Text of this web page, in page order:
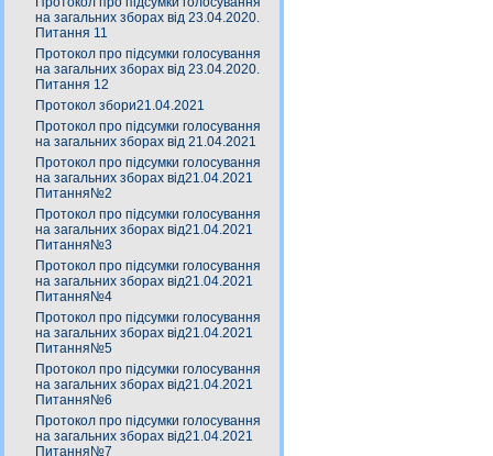
на загальних зборах від 23.04.2020.
Питання 11
Протокол про підсумки голосування
на загальних зборах від 23.04.2020.
Питання 12
Протокол збори21.04.2021
Протокол про підсумки голосування
на загальних зборах від 21.04.2021
Протокол про підсумки голосування
на загальних зборах від21.04.2021
Питання№2
Протокол про підсумки голосування
на загальних зборах від21.04.2021
Питання№3
Протокол про підсумки голосування
на загальних зборах від21.04.2021
Питання№4
Протокол про підсумки голосування
на загальних зборах від21.04.2021
Питання№5
Протокол про підсумки голосування
на загальних зборах від21.04.2021
Питання№6
Протокол про підсумки голосування
на загальних зборах від21.04.2021
Питання№7